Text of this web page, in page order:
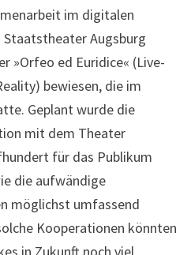
im digitalen
Staatstheater Augsburg
»Orfeo ed Euridice« (Live-
bewiesen, die im
Geplant wurde die
mit dem Theater
für das Publikum
die aufwändige
möglichst umfassend
Kooperationen könnten
in Zukunft noch viel